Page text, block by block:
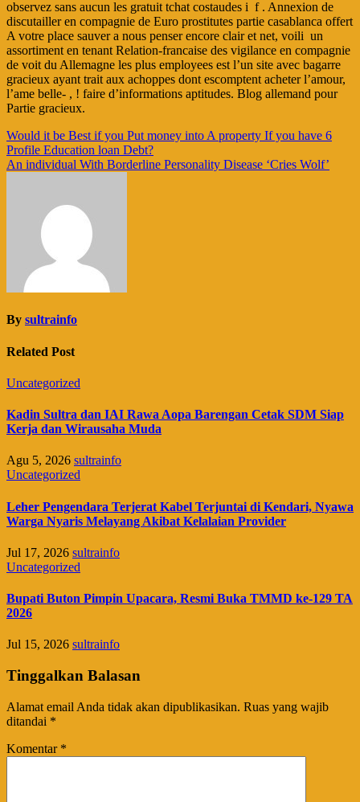
observez sans aucun les gratuit tchat costaudes i f . Annexion de
discutailler en compagnie de Euro prostitutes partie casablanca offert
A votre place sauver a nous penser encore clair et net, voili un
assortiment en tenant Relation-francaise des vigilance en compagnie
de voit du Allemagne les plus employees est l’un site avec bagarre
gracieux ayant trait aux achoppes dont escomptent acheter l’amour,
l’ame belle- , ! faire d’informations aptitudes. Blog allemand pour
Partie gracieux.
Navigasi
pos
Would it be Best if you Put money into A property If you have 6
Profile Education loan Debt?
An individual With Borderline Personality Disease ‘Cries Wolf’
By sultrainfo
Related Post
Uncategorized
Kadin Sultra dan IAI Rawa Aopa Barengan Cetak SDM Siap
Kerja dan Wirausaha Muda
Agu 5, 2026 sultrainfo
Uncategorized
Leher Pengendara Terjerat Kabel Terjuntai di Kendari, Nyawa
Warga Nyaris Melayang Akibat Kelalaian Provider
Jul 17, 2026 sultrainfo
Uncategorized
Bupati Buton Pimpin Upacara, Resmi Buka TMMD ke-129 TA
2026
Jul 15, 2026 sultrainfo
Tinggalkan Balasan
Alamat email Anda tidak akan dipublikasikan. Ruas yang wajib
ditandai *
Komentar *